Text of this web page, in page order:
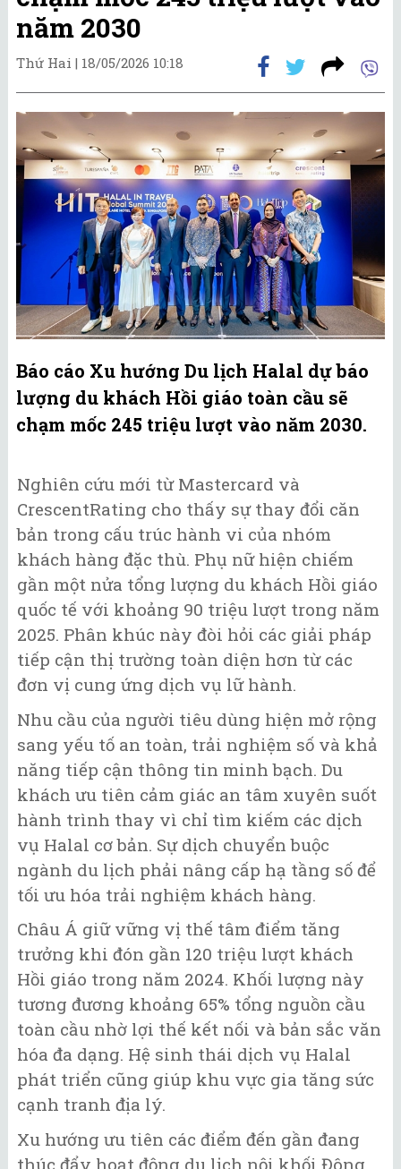
năm 2030
Thứ Hai | 18/05/2026 10:18
Báo cáo Xu hướng Du lịch Halal dự báo
lượng du khách Hồi giáo toàn cầu sẽ
chạm mốc 245 triệu lượt vào năm 2030.
Nghiên cứu mới từ Mastercard và
CrescentRating cho thấy sự thay đổi căn
bản trong cấu trúc hành vi của nhóm
khách hàng đặc thù. Phụ nữ hiện chiếm
gần một nửa tổng lượng du khách Hồi giáo
quốc tế với khoảng 90 triệu lượt trong năm
2025. Phân khúc này đòi hỏi các giải pháp
tiếp cận thị trường toàn diện hơn từ các
đơn vị cung ứng dịch vụ lữ hành.
Nhu cầu của người tiêu dùng hiện mở rộng
sang yếu tố an toàn, trải nghiệm số và khả
năng tiếp cận thông tin minh bạch. Du
khách ưu tiên cảm giác an tâm xuyên suốt
hành trình thay vì chỉ tìm kiếm các dịch
vụ Halal cơ bản. Sự dịch chuyển buộc
ngành du lịch phải nâng cấp hạ tầng số để
tối ưu hóa trải nghiệm khách hàng.
Châu Á giữ vững vị thế tâm điểm tăng
trưởng khi đón gần 120 triệu lượt khách
Hồi giáo trong năm 2024. Khối lượng này
tương đương khoảng 65% tổng nguồn cầu
toàn cầu nhờ lợi thế kết nối và bản sắc văn
hóa đa dạng. Hệ sinh thái dịch vụ Halal
phát triển cũng giúp khu vực gia tăng sức
cạnh tranh địa lý.
Xu hướng ưu tiên các điểm đến gần đang
thúc đẩy hoạt động du lịch nội khối Đông